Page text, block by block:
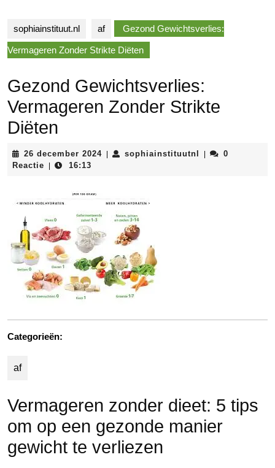
sophiainstituut.nl af Gezond Gewichtsverlies:
Vermageren Zonder Strikte Diëten
Gezond Gewichtsverlies:
Vermageren Zonder Strikte
Diëten
26 december 202426
sophiainstituutnl sophiainstituutnl
0
Reactie
16:13
Categorieën:
af
Vermageren zonder dieet: 5 tips
om op een gezonde manier
gewicht te verliezen